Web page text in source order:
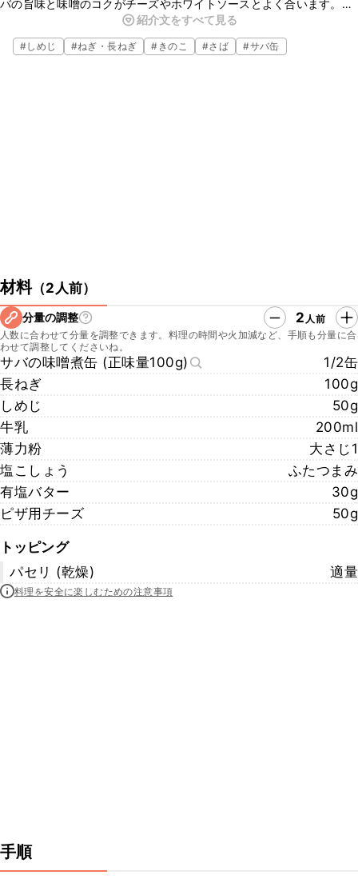
バの旨味と味噌のコクがチーズやホワイトソースとよく合います。
とっても簡単なのに旨味がしっかりしていておいしいので、是非一度
作ってみてくださいね。
紹介文をすべて見る
#しめじ #ねぎ・長ねぎ # きのこ #さば #サバ缶
材料（2人前）
分量の調整 2 人前
人数に合わせて分量を調整できます。料理の時間や火加減など、手順も分量に合
わせて調整してくださいね。
サバの味噌煮缶 (正味量100g)
1/2缶
長ねぎ
100g
しめじ
50g
牛乳
200ml
薄力粉
大さじ1
塩こしょう
ふたつまみ
有塩バター
30g
ピザ用チーズ
50g
トッピング
パセリ (乾燥)
適量
料理を安全に楽しむための注意事項
手順